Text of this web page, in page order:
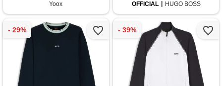
Yoox
OFFICIAL
HUGO BOSS